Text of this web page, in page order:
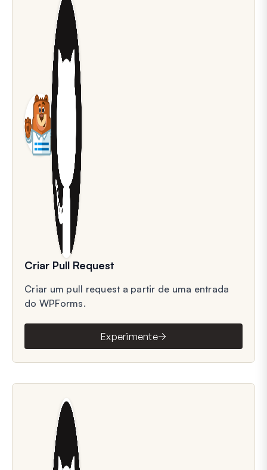
Criar Pull Request
Criar um pull request a partir de uma entrada
do WPForms.
Experimente